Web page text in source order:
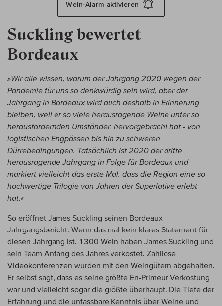
Wein-Alarm aktivieren
Suckling bewertet
Bordeaux
»Wir alle wissen, warum der Jahrgang 2020 wegen der
Pandemie für uns so denkwürdig sein wird, aber der
Jahrgang in Bordeaux wird auch deshalb in Erinnerung
bleiben, weil er so viele herausragende Weine unter so
herausfordernden Umständen hervorgebracht hat - von
logistischen Engpässen bis hin zu schweren
Dürrebedingungen. Tatsächlich ist 2020 der dritte
herausragende Jahrgang in Folge für Bordeaux und
markiert vielleicht das erste Mal, dass die Region eine so
hochwertige Trilogie von Jahren der Superlative erlebt
hat.«
So eröffnet James Suckling seinen Bordeaux
Jahrgangsbericht. Wenn das mal kein klares Statement für
diesen Jahrgang ist. 1300 Wein haben James Suckling und
sein Team Anfang des Jahres verkostet. Zahllose
Videokonferenzen wurden mit den Weingütern abgehalten.
Er selbst sagt, dass es seine größte En-Primeur Verkostung
war und vielleicht sogar die größte überhaupt. Die Tiefe der
Erfahrung und die unfassbare Kenntnis über Weine und